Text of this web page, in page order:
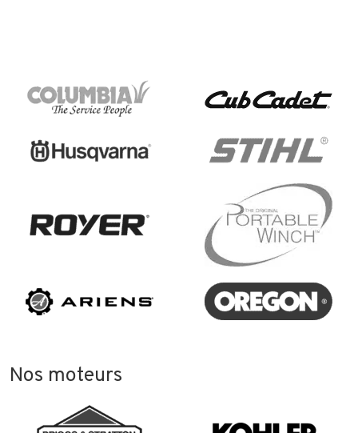
Nos moteurs